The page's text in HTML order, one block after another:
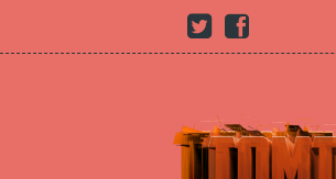
content
Youtube
twitterFacebook